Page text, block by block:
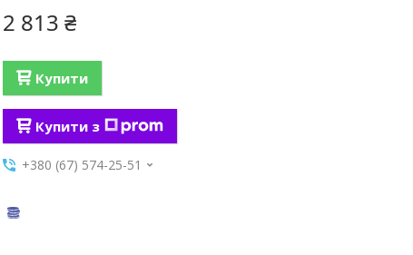
2 813 ₴
Купити
Купити з
+380 (67) 574-25-51